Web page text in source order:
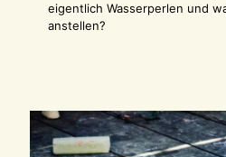
eigentlich Wasserperlen und
anstellen?